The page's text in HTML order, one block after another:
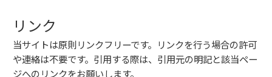
リンク
当サイトは原則リンクフリーです。リンクを行う場合の許可
や連絡は不要です。引用する際は、引用元の明記と該当ペー
ジへのリンクをお願いします。